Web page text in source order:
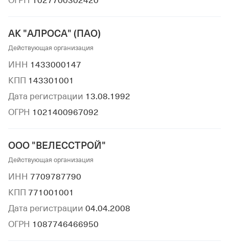
АК "АЛРОСА" (ПАО)
Действующая организация
ИНН 1433000147
КПП 143301001
Дата регистрации 13.08.1992
ОГРН 1021400967092
ООО "ВЕЛЕССТРОЙ"
Действующая организация
ИНН 7709787790
КПП 771001001
Дата регистрации 04.04.2008
ОГРН 1087746466950